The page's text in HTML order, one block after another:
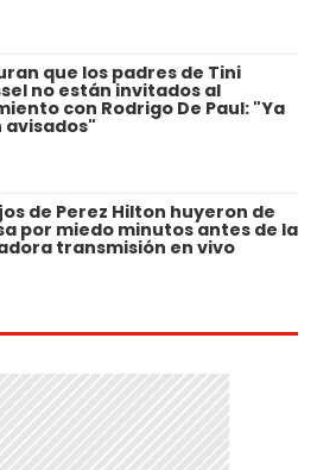
que los padres de Tini
no están invitados al
con Rodrigo De Paul: "Ya
avisados"
de Perez Hilton huyeron de
por miedo minutos antes de la
transmisión en vivo